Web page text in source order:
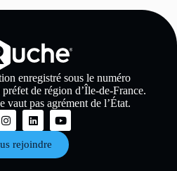
enregistré sous le numéro
de région d’Île-de-France.
vaut pas agrément de l’État.
rejoindre